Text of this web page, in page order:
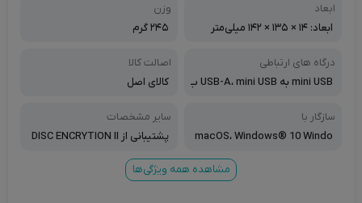
ابعاد
ابعاد: ۱۴ × ۱۳۵ × ۱۴۲ میلی‌متر
وزن
۲۴۵ گرم
درگاه های ارتباطی
mini USB به USB-A، mini USB ب
اصالت کالا
کالای اصل
سازگار با
macOS، Windows® 10 Windo
® Vista Windows® XP
سایر مشخصات
پشتیبانی از DISC ENCRYTION II
شتن رمز عبور بر روی دیسک، پشتمشاهده همه ویژگی‌ها